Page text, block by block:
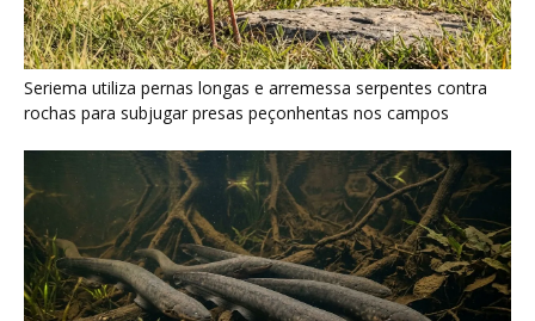
Poraquê sincroniza descargas elétricas em grupo para
amplificar campo elétrico e atordoar cardumes de peixes
maiores na Amazônia